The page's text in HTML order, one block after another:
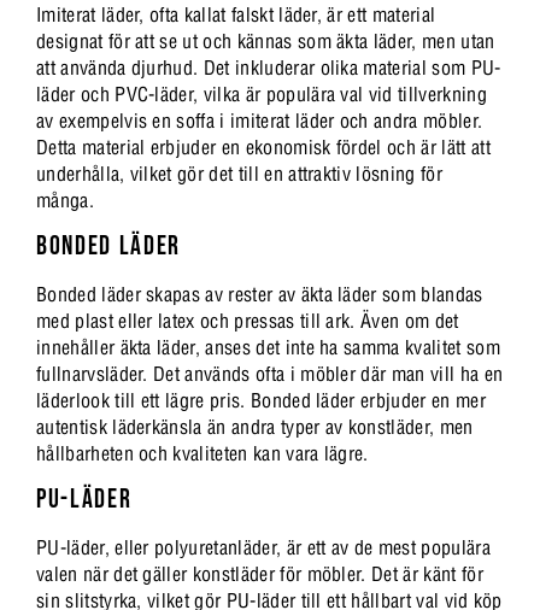
Imiterat läder, ofta kallat falskt läder, är ett material
designat för att se ut och kännas som äkta läder, men utan
att använda djurhud. Det inkluderar olika material som PU-
läder och PVC-läder, vilka är populära val vid tillverkning
av exempelvis en soffa i imiterat läder och andra möbler.
Detta material erbjuder en ekonomisk fördel och är lätt att
underhålla, vilket gör det till en attraktiv lösning för
många.
BONDED LÄDER
Bonded läder skapas av rester av äkta läder som blandas
med plast eller latex och pressas till ark. Även om det
innehåller äkta läder, anses det inte ha samma kvalitet som
fullnarvsläder. Det används ofta i möbler där man vill ha en
läderlook till ett lägre pris. Bonded läder erbjuder en mer
autentisk läderkänsla än andra typer av konstläder, men
hållbarheten och kvaliteten kan vara lägre.
PU-LÄDER
PU-läder, eller polyuretanläder, är ett av de mest populära
valen när det gäller konstläder för möbler. Det är känt för
sin slitstyrka, vilket gör PU-läder till ett hållbart val vid köp